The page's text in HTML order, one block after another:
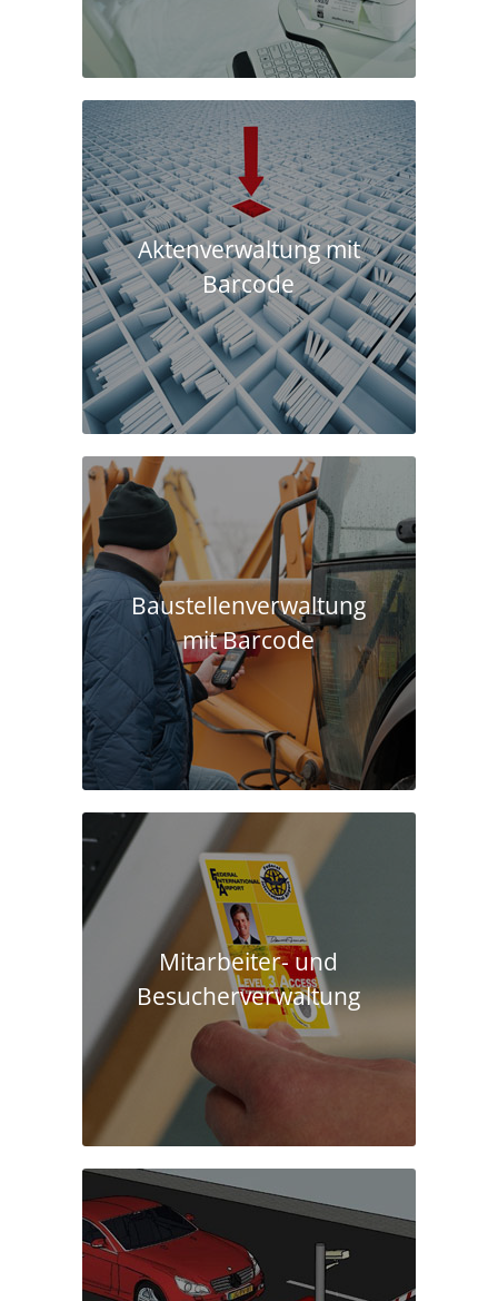
Aktenverwaltung mit
Barcode
Baustellen­verwaltung
mit Barcode
Mitarbeiter- und
Besucherverwaltung